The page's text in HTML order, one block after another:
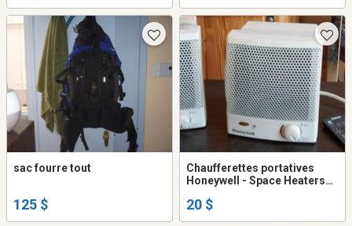
sac fourre tout
125 $
Chaufferettes portatives
Honeywell - Space Heaters
roulottes - chauffage
d'appoint
20 $